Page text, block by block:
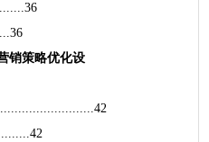
销策略优化设